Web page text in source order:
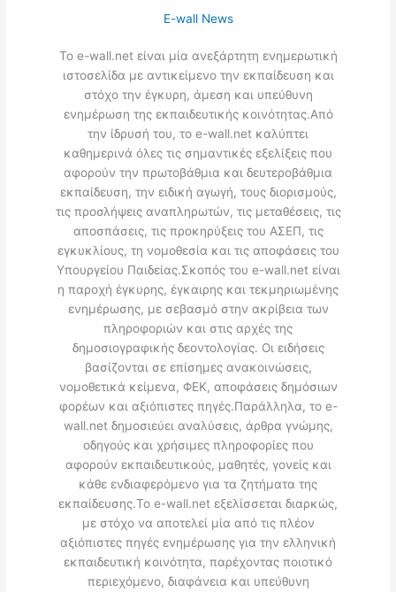
E-wall News
Το e-wall.net είναι μία ανεξάρτητη ενημερωτική
ιστοσελίδα με αντικείμενο την εκπαίδευση και
στόχο την έγκυρη, άμεση και υπεύθυνη
ενημέρωση της εκπαιδευτικής κοινότητας.Από
την ίδρυσή του, το e-wall.net καλύπτει
καθημερινά όλες τις σημαντικές εξελίξεις που
αφορούν την πρωτοβάθμια και δευτεροβάθμια
εκπαίδευση, την ειδική αγωγή, τους διορισμούς,
τις προσλήψεις αναπληρωτών, τις μεταθέσεις, τις
αποσπάσεις, τις προκηρύξεις του ΑΣΕΠ, τις
εγκυκλίους, τη νομοθεσία και τις αποφάσεις του
Υπουργείου Παιδείας.Σκοπός του e-wall.net είναι
η παροχή έγκυρης, έγκαιρης και τεκμηριωμένης
ενημέρωσης, με σεβασμό στην ακρίβεια των
πληροφοριών και στις αρχές της
δημοσιογραφικής δεοντολογίας. Οι ειδήσεις
βασίζονται σε επίσημες ανακοινώσεις,
νομοθετικά κείμενα, ΦΕΚ, αποφάσεις δημόσιων
φορέων και αξιόπιστες πηγές.Παράλληλα, το e-
wall.net δημοσιεύει αναλύσεις, άρθρα γνώμης,
οδηγούς και χρήσιμες πληροφορίες που
αφορούν εκπαιδευτικούς, μαθητές, γονείς και
κάθε ενδιαφερόμενο για τα ζητήματα της
εκπαίδευσης.Το e-wall.net εξελίσσεται διαρκώς,
με στόχο να αποτελεί μία από τις πλέον
αξιόπιστες πηγές ενημέρωσης για την ελληνική
εκπαιδευτική κοινότητα, παρέχοντας ποιοτικό
περιεχόμενο, διαφάνεια και υπεύθυνη